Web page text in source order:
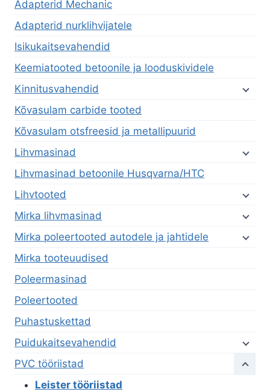
Adapterid Mechanic
Adapterid nurklihvijatele
Isikukaitsevahendid
Keemiatooted betoonile ja looduskividele
Kinnitusvahendid
Kõvasulam carbide tooted
Kõvasulam otsfreesid ja metallipuurid
Lihvmasinad
Lihvmasinad betoonile Husqvarna/HTC
Lihvtooted
Mirka lihvmasinad
Mirka poleertooted autodele ja jahtidele
Mirka tooteuudised
Poleermasinad
Poleertooted
Puhastuskettad
Puidukaitsevahendid
PVC tööriistad
Leister tööriistad